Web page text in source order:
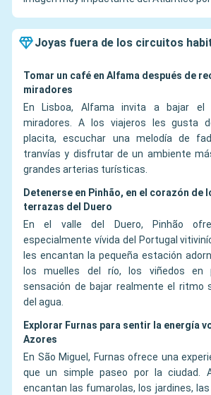
Joyas fuera de los circuitos
Tomar un café en Alfama después de
miradores
En Lisboa, Alfama invita a bajar
miradores. A los viajeros les gusta
placita, escuchar una melodía de
tranvías y disfrutar de un ambiente
grandes arterias turísticas.
Detenerse en Pinhão, en el corazón de
terrazas del Duero
En el valle del Duero, Pinhão
especialmente vívida del Portugal
les encantan la pequeña estación
los muelles del río, los viñedos en
sensación de bajar realmente el ritmo
del agua.
Explorar Furnas para sentir la energía
Azores
En São Miguel, Furnas ofrece una
que un simple paseo por la ciudad.
encantan las fumarolas, los jardines,